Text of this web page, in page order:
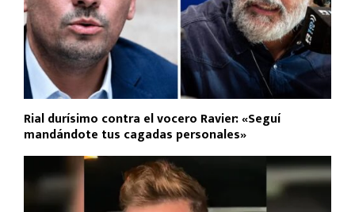
Rial durísimo contra el vocero Ravier: «Seguí
mandándote tus cagadas personales»